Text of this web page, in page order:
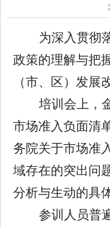
为深入贯彻
政策的理解与把
（市、区）发
培训会上，
市场准入负面清
务院关于市场准
域存在的突出问
分析与生动的具
参训人员普